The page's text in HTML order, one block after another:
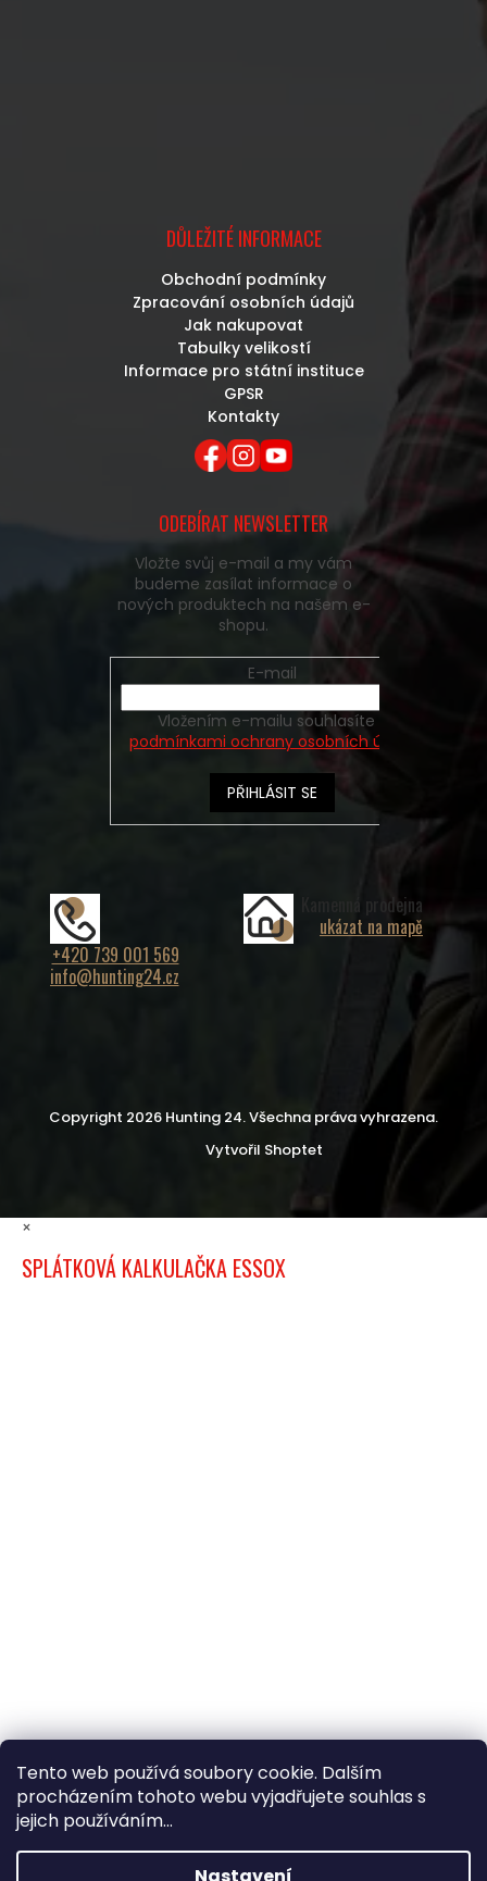
Tento web používá soubory cookie. Dalším
procházením tohoto webu vyjadřujete souhlas s
jejich používáním...
DŮLEŽITÉ INFORMACE
Obchodní podmínky
Zpracování osobních údajů
Jak nakupovat
Tabulky velikostí
Informace pro státní instituce
GPSR
Kontakty
ODEBÍRAT NEWSLETTER
Vložte svůj e-mail a my vám
budeme zasílat informace o
nových produktech na našem e-
shopu.
E-mail
podmínkami ochrany osobních údajů
PŘIHLÁSIT SE
+420 739 001 569
info@hunting24.cz
Kamenná prodejna
ukázat na mapě
Vytvořil Shoptet
Copyright 2026 Hunting 24. Všechna práva vyhrazena.
×
SPLÁTKOVÁ KALKULAČKA ESSOX
×
Hledáte nejvýhodnější cenu? Získáte jí
pomocíregistrace